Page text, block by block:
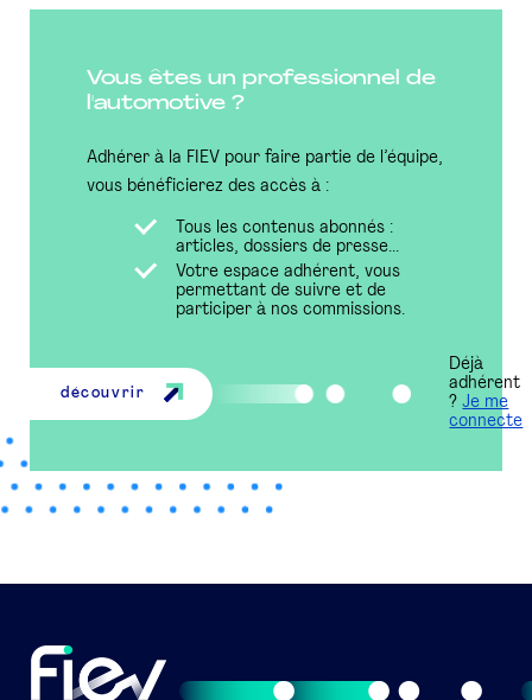
Vous êtes un professionnel de
l'automotive ?
Adhérer à la FIEV pour faire partie de l’équipe,
vous bénéficierez des accès à :
Tous les contenus abonnés :
articles, dossiers de presse...
Votre espace adhérent, vous
permettant de suivre et de
participer à nos commissions.
découvrir
Déjà
adhérent
?Je me
connecte